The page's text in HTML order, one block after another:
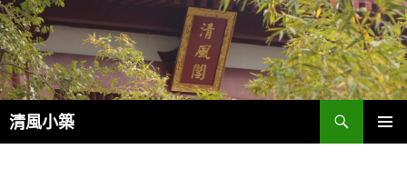
清風小築
搜
尋